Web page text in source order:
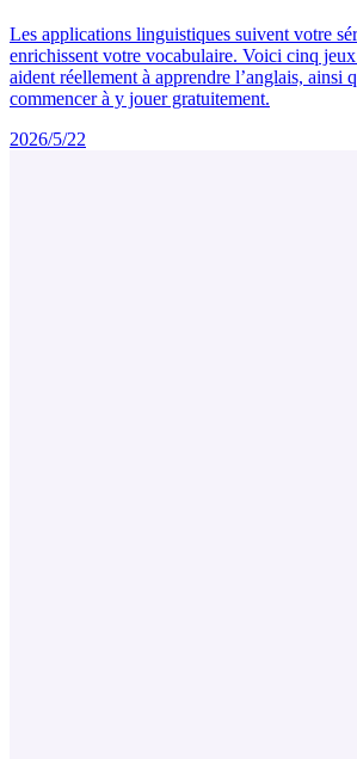
Les applications linguistiques suivent votre
enrichissent votre vocabulaire. Voici cinq
aident réellement à apprendre l’anglais, ainsi
commencer à y jouer gratuitement.
2026/5/22